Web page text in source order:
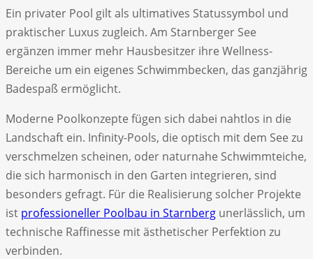
Ein privater Pool gilt als ultimatives Statussymbol und
praktischer Luxus zugleich. Am Starnberger See
ergänzen immer mehr Hausbesitzer ihre Wellness-
Bereiche um ein eigenes Schwimmbecken, das ganzjährig
Badespaß ermöglicht.
Moderne Poolkonzepte fügen sich dabei nahtlos in die
Landschaft ein. Infinity-Pools, die optisch mit dem See zu
verschmelzen scheinen, oder naturnahe Schwimmteiche,
die sich harmonisch in den Garten integrieren, sind
besonders gefragt. Für die Realisierung solcher Projekte
ist professioneller Poolbau in Starnberg unerlässlich, um
technische Raffinesse mit ästhetischer Perfektion zu
verbinden.